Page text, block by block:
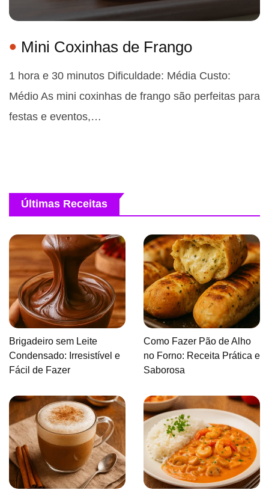
Mini Coxinhas de Frango
1 hora e 30 minutos Dificuldade: Média Custo:
Médio As mini coxinhas de frango são perfeitas para
festas e eventos,…
Últimas Receitas
Brigadeiro sem Leite
Condensado: Irresistível e
Fácil de Fazer
Como Fazer Pão de Alho
no Forno: Receita Prática e
Saborosa